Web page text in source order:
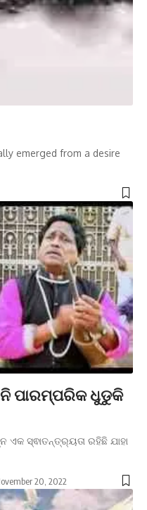
emerged from a desire
ପାରମ୍ପରିକ ଧୁଡୁକି
ସ୍ଵାତନ୍ତ୍ର୍ୟତା ରହିଛି ଯାହା
20, 2022